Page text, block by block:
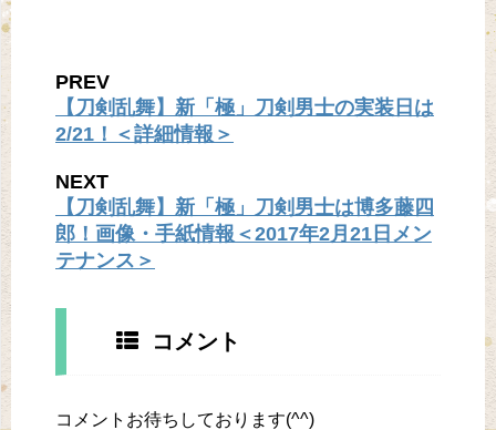
PREV
【刀剣乱舞】新「極」刀剣男士の実装日は
2/21！＜詳細情報＞
NEXT
【刀剣乱舞】新「極」刀剣男士は博多藤四
郎！画像・手紙情報＜2017年2月21日メン
テナンス＞
コメント
コメントお待ちしております(^^)